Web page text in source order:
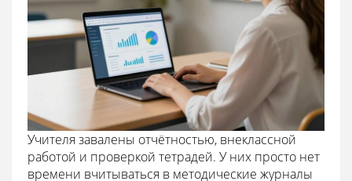
Учителя завалены отчётностью, внеклассной
работой и проверкой тетрадей. У них просто нет
времени вчитываться в методические журналы